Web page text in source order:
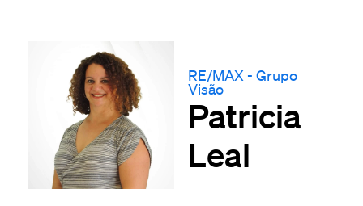
RE/MAX - Grupo
Visão
Patricia
Leal